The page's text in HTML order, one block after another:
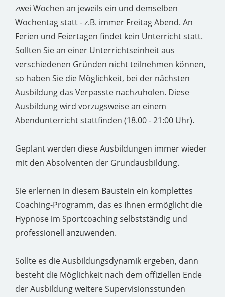
zwei Wochen an jeweils ein und demselben
Wochentag statt - z.B. immer Freitag Abend. An
Ferien und Feiertagen findet kein Unterricht statt.
Sollten Sie an einer Unterrichtseinheit aus
verschiedenen Gründen nicht teilnehmen können,
so haben Sie die Möglichkeit, bei der nächsten
Ausbildung das Verpasste nachzuholen. Diese
Ausbildung wird vorzugsweise an einem
Abendunterricht stattfinden (18.00 - 21:00 Uhr).
Geplant werden diese Ausbildungen immer wieder
mit den Absolventen der Grundausbildung.
Sie erlernen in diesem Baustein ein komplettes
Coaching-Programm, das es Ihnen ermöglicht die
Hypnose im Sportcoaching selbstständig und
professionell anzuwenden.
Sollte es die Ausbildungsdynamik ergeben, dann
besteht die Möglichkeit nach dem offiziellen Ende
der Ausbildung weitere Supervisionsstunden